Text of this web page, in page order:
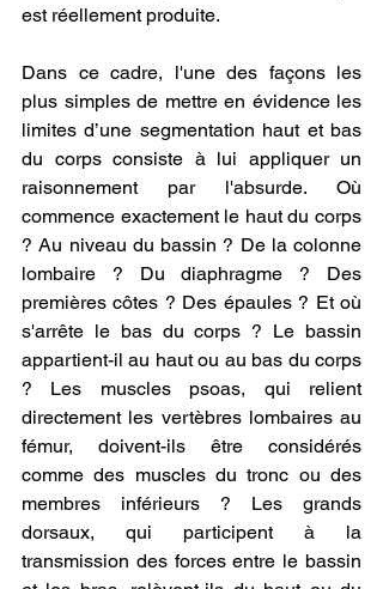
est réellement produite.
Dans ce cadre, l'une des façons les
plus simples de mettre en évidence les
limites d’une segmentation haut et bas
du corps consiste à lui appliquer un
raisonnement par l'absurde. Où
commence exactement le haut du corps
? Au niveau du bassin ? De la colonne
lombaire ? Du diaphragme ? Des
premières côtes ? Des épaules ? Et où
s'arrête le bas du corps ? Le bassin
appartient-il au haut ou au bas du corps
? Les muscles psoas, qui relient
directement les vertèbres lombaires au
fémur, doivent-ils être considérés
comme des muscles du tronc ou des
membres inférieurs ? Les grands
dorsaux, qui participent à la
transmission des forces entre le bassin